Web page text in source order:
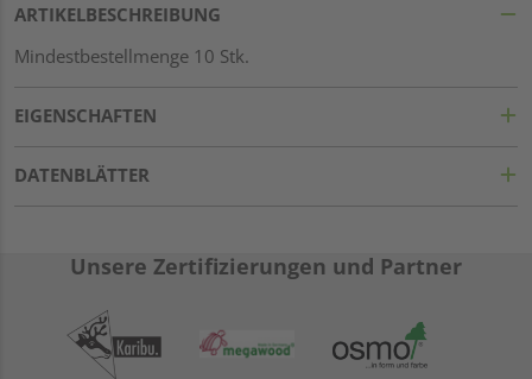
ARTIKELBESCHREIBUNG
Mindestbestellmenge 10 Stk.
EIGENSCHAFTEN
DATENBLÄTTER
Unsere Zertifizierungen und Partner